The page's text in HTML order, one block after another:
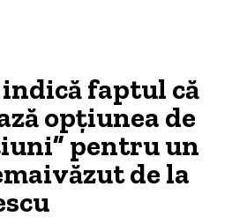
faptul că
opțiunea de
pentru un
de la